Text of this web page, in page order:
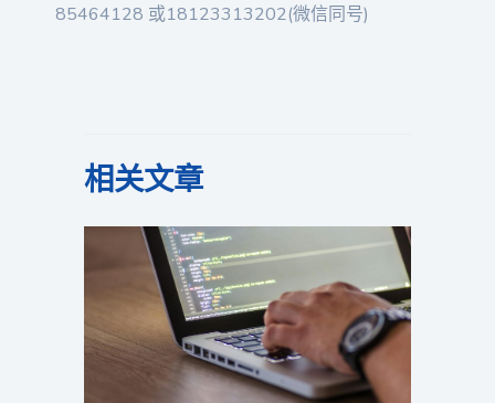
85464128 或18123313202(微信同号)
相关文章